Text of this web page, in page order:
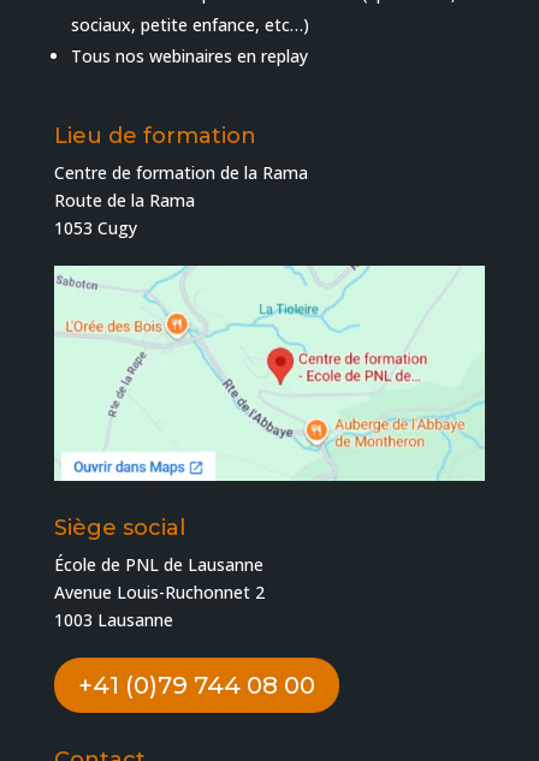
sociaux, petite enfance, etc…)
Tous nos webinaires en replay
Lieu de formation
Centre de formation de la Rama
Route de la Rama
1053 Cugy
Siège social
École de PNL de Lausanne
Avenue Louis-Ruchonnet 2
1003 Lausanne
+41 (0)79 744 08 00